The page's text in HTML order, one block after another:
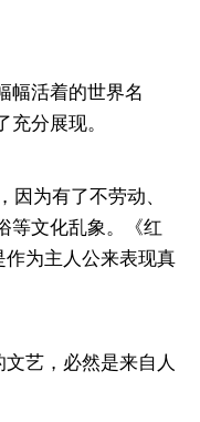
活着的世界名
分展现。
为有了不劳动、
等文化乱象。《红
作为主人公来表现真
艺，必然是来自人